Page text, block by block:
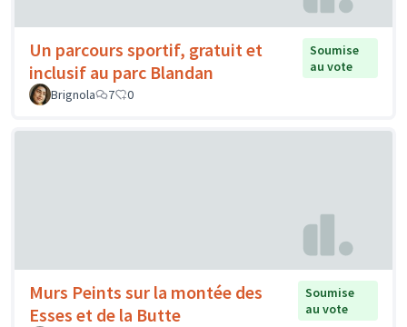
Un parcours sportif, gratuit et
inclusif au parc Blandan
Soumise
au vote
Brignola
7 0
Murs Peints sur la montée des
Esses et de la Butte
Soumise
au vote